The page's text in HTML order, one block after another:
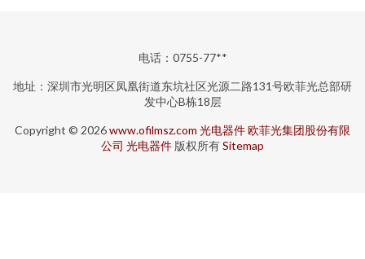
电话：0755-77**
地址：深圳市光明区凤凰街道东坑社区光源二路131号欧菲光总部研
发中心B栋18层
Copyright © 2026www.ofilmsz.com 光电器件欧菲光集团股份有限
公司 光电器件 版权所有Sitemap